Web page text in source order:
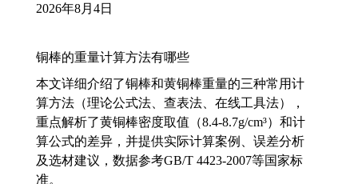
2026年8月4日
铜棒的重量计算方法有哪些
本文详细介绍了铜棒和黄铜棒重量的三种常用计
算方法（理论公式法、查表法、在线工具法），
重点解析了黄铜棒密度取值（8.4-8.7g/cm³）和计
算公式的差异，并提供实际计算案例、误差分析
及选材建议，数据参考GB/T 4423-2007等国家标
准。